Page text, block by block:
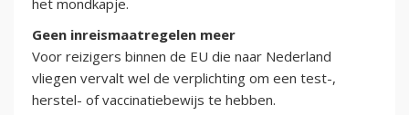
het mondkapje.
Geen inreismaatregelen meer
Voor reizigers binnen de EU die naar Nederland
vliegen vervalt wel de verplichting om een test-,
herstel- of vaccinatiebewijs te hebben.